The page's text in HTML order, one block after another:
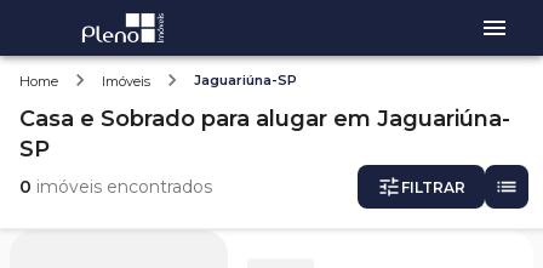
Home Imóveis Jaguariúna-SP
Casa e Sobrado para alugar em Jaguariúna-
SP
0 imóveis encontrados FILTRAR